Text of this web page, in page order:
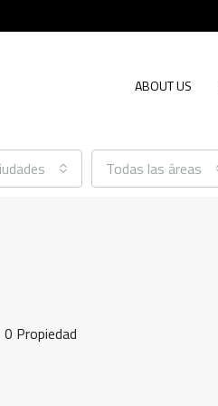
ABOUT US
Todas las áreas
0 Propiedad